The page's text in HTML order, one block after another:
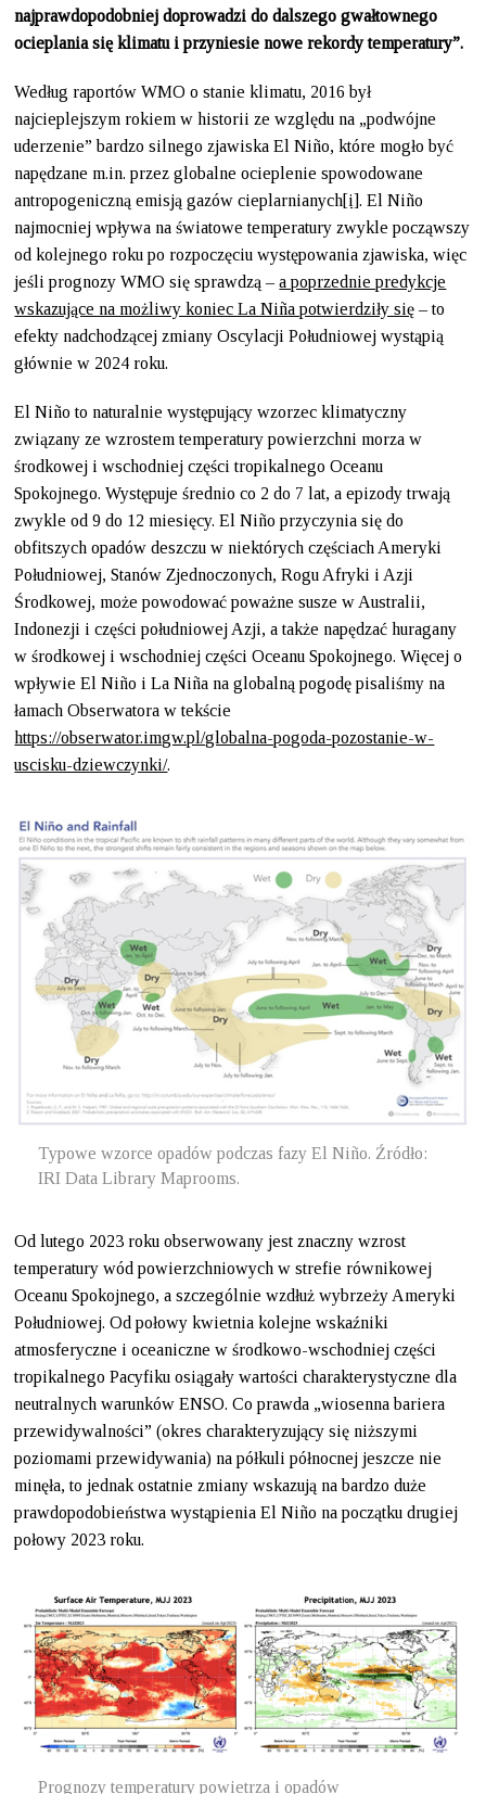
najprawdopodobniej doprowadzi do dalszego gwałtownego
ocieplania się klimatu i przyniesie nowe rekordy temperatury”.
Według raportów WMO o stanie klimatu, 2016 był
najcieplejszym rokiem w historii ze względu na „podwójne
uderzenie” bardzo silnego zjawiska El Niño, które mogło być
napędzane m.in. przez globalne ocieplenie spowodowane
antropogeniczną emisją gazów cieplarnianych [i]. El Niño
najmocniej wpływa na światowe temperatury zwykle począwszy
od kolejnego roku po rozpoczęciu występowania zjawiska, więc
jeśli prognozy WMO się sprawdzą –a poprzednie predykcje
wskazujące na możliwy koniec La Niña potwierdziły się – to
efekty nadchodzącej zmiany Oscylacji Południowej wystąpią
głównie w 2024 roku.
El Niño to naturalnie występujący wzorzec klimatyczny
związany ze wzrostem temperatury powierzchni morza w
środkowej i wschodniej części tropikalnego Oceanu
Spokojnego. Występuje średnio co 2 do 7 lat, a epizody trwają
zwykle od 9 do 12 miesięcy. El Niño przyczynia się do
obfitszych opadów deszczu w niektórych częściach Ameryki
Południowej, Stanów Zjednoczonych, Rogu Afryki i Azji
Środkowej, może powodować poważne susze w Australii,
Indonezji i części południowej Azji, a także napędzać huragany
w środkowej i wschodniej części Oceanu Spokojnego. Więcej o
wpływie El Niño i La Niña na globalną pogodę pisaliśmy na
łamach Obserwatora w tekście
https://obserwator.imgw.pl/globalna-pogoda-pozostanie-w-
uscisku-dziewczynki/.
Typowe wzorce opadów podczas fazy El Niño. Źródło:
IRI Data Library Maprooms.
Od lutego 2023 roku obserwowany jest znaczny wzrost
temperatury wód powierzchniowych w strefie równikowej
Oceanu Spokojnego, a szczególnie wzdłuż wybrzeży Ameryki
Południowej. Od połowy kwietnia kolejne wskaźniki
atmosferyczne i oceaniczne w środkowo-wschodniej części
tropikalnego Pacyfiku osiągały wartości charakterystyczne dla
neutralnych warunków ENSO. Co prawda „wiosenna bariera
przewidywalności” (okres charakteryzujący się niższymi
poziomami przewidywania) na półkuli północnej jeszcze nie
minęła, to jednak ostatnie zmiany wskazują na bardzo duże
prawdopodobieństwa wystąpienia El Niño na początku drugiej
połowy 2023 roku.
Prognozy temperatury powietrza i opadów